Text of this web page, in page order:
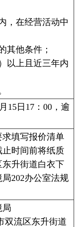
，在经营活动中
其他条件；
以上且近三年内
15日17：00，逾
填写报价清单
止时间前将纸质
升街道白衣下
202办公室法规
局
双流区东升街道